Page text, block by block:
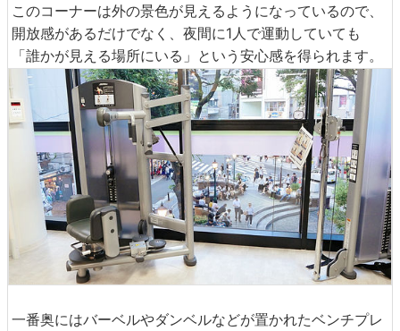
このコーナーは外の景色が見えるようになっているので、
開放感があるだけでなく、夜間に1人で運動していても
「誰かが見える場所にいる」という安心感を得られます。
一番奥にはバーベルやダンベルなどが置かれたベンチプレ